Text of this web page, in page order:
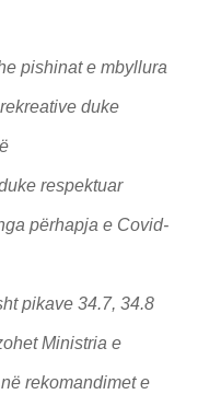
pishinat e mbyllura
duke
respektuar
përhapja e Covid-
34.7, 34.8
Ministria e
rekomandimet e